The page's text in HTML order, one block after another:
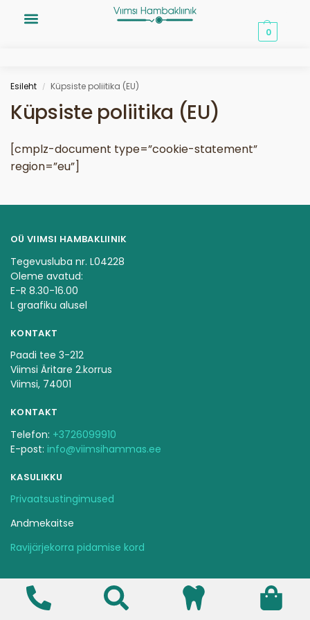
0
Esileht / Küpsiste poliitika (EU)
Küpsiste poliitika (EU)
[cmplz-document type=”cookie-statement”
region=”eu”]
OÜ VIIMSI HAMBAKLIINIK
Tegevusluba nr. L04228
Oleme avatud:
E-R 8.30-16.00
L graafiku alusel
KONTAKT
Paadi tee 3-212
Viimsi Äritare 2.korrus
Viimsi, 74001
KONTAKT
Telefon: +3726099910
E-post: info@viimsihammas.ee
KASULIKKU
Privaatsustingimused
Andmekaitse
Ravijärjekorra pidamise kord